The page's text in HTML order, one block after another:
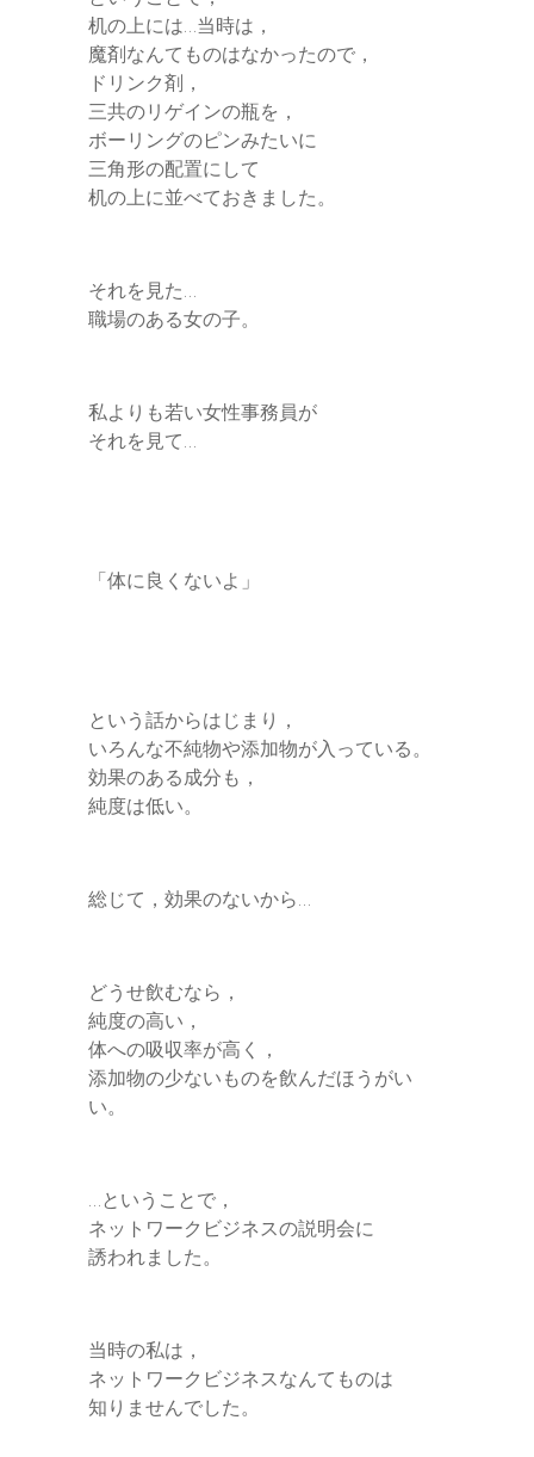
机の上には…当時は，
魔剤なんてものはなかったので，
ドリンク剤，
三共のリゲインの瓶を，
ボーリングのピンみたいに
三角形の配置にして
机の上に並べておきました。
それを見た…
職場のある女の子。
私よりも若い女性事務員が
それを見て…
「体に良くないよ」
という話からはじまり，
いろんな不純物や添加物が入っている。
効果のある成分も，
純度は低い。
総じて，効果のないから…
どうせ飲むなら，
純度の高い，
体への吸収率が高く，
添加物の少ないものを飲んだほうがい
い。
…ということで，
ネットワークビジネスの説明会に
誘われました。
当時の私は，
ネットワークビジネスなんてものは
知りませんでした。